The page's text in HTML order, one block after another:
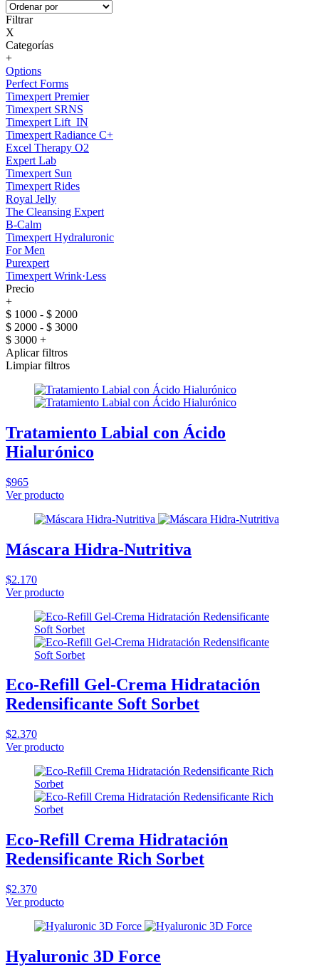
Filtrar
X
Categorías
+
Options
Perfect Forms
Timexpert Premier
Timexpert SRNS
Timexpert Lift_IN
Timexpert Radiance C+
Excel Therapy O2
Expert Lab
Timexpert Sun
Timexpert Rides
Royal Jelly
The Cleansing Expert
B-Calm
Timexpert Hydraluronic
For Men
Purexpert
Timexpert Wrink·Less
Precio
+
$ 1000 - $ 2000
$ 2000 - $ 3000
$ 3000 +
Aplicar filtros
Limpiar filtros
Tratamiento Labial con Ácido
Hialurónico
$965
Ver producto
Máscara Hidra-Nutritiva
$2.170
Ver producto
Eco-Refill Gel-Crema Hidratación
Redensificante Soft Sorbet
$2.370
Ver producto
Eco-Refill Crema Hidratación
Redensificante Rich Sorbet
$2.370
Ver producto
Hyaluronic 3D Force